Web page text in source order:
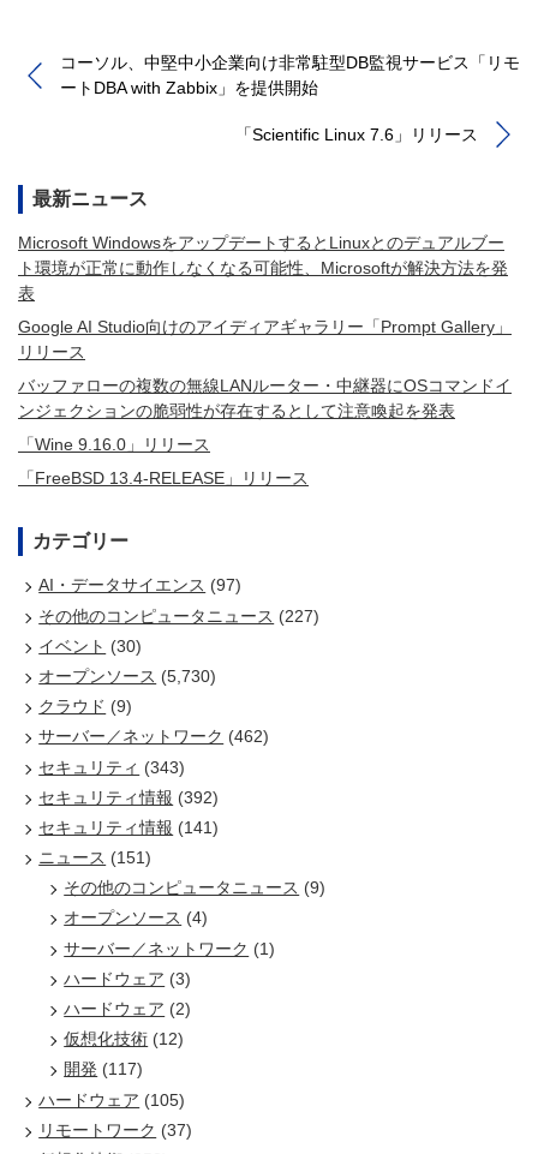
コーソル、中堅中小企業向け非常駐型DB監視サービス「リモ
ートDBA with Zabbix」を提供開始
「Scientific Linux 7.6」リリース
最新ニュース
Microsoft WindowsをアップデートするとLinuxとのデュアルブー
ト環境が正常に動作しなくなる可能性、Microsoftが解決方法を発
表
Google AI Studio向けのアイディアギャラリー「Prompt Gallery」
リリース
バッファローの複数の無線LANルーター・中継器にOSコマンドイ
ンジェクションの脆弱性が存在するとして注意喚起を発表
「Wine 9.16.0」リリース
「FreeBSD 13.4-RELEASE」リリース
カテゴリー
AI・データサイエンス (97)
その他のコンピュータニュース (227)
イベント (30)
オープンソース (5,730)
クラウド (9)
サーバー／ネットワーク (462)
セキュリティ (343)
セキュリティ情報 (392)
セキュリティ情報 (141)
ニュース (151)
その他のコンピュータニュース (9)
オープンソース (4)
サーバー／ネットワーク (1)
ハードウェア (3)
ハードウェア (2)
仮想化技術 (12)
開発 (117)
ハードウェア (105)
リモートワーク (37)